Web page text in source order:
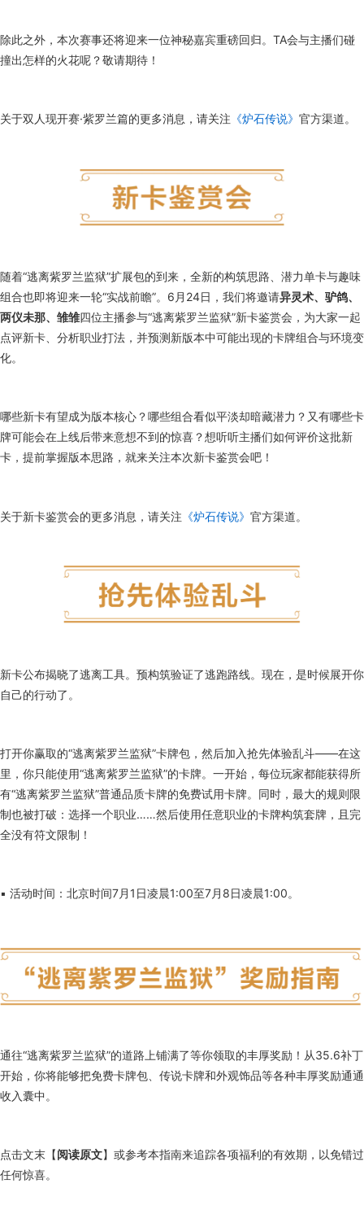
除此之外，本次赛事还将迎来一位神秘嘉宾重磅回归。TA会与主播们碰
撞出怎样的火花呢？敬请期待！
关于双人现开赛·紫罗兰篇的更多消息，请关注 《炉石传说》 官方渠道。
随着“逃离紫罗兰监狱”扩展包的到来，全新的构筑思路、潜力单卡与趣味
组合也即将迎来一轮“实战前瞻”。6月24日，我们将邀请异灵术、驴鸽、
两仪未那、雏雏四位主播参与“逃离紫罗兰监狱”新卡鉴赏会，为大家一起
点评新卡、分析职业打法，并预测新版本中可能出现的卡牌组合与环境变
化。
哪些新卡有望成为版本核心？哪些组合看似平淡却暗藏潜力？又有哪些卡
牌可能会在上线后带来意想不到的惊喜？想听听主播们如何评价这批新
卡，提前掌握版本思路，就来关注本次新卡鉴赏会吧！
关于新卡鉴赏会的更多消息，请关注 《炉石传说》 官方渠道。
新卡公布揭晓了逃离工具。预构筑验证了逃跑路线。现在，是时候展开你
自己的行动了。
打开你赢取的“逃离紫罗兰监狱”卡牌包，然后加入抢先体验乱斗——在这
里，你只能使用“逃离紫罗兰监狱”的卡牌。一开始，每位玩家都能获得所
有“逃离紫罗兰监狱”普通品质卡牌的免费试用卡牌。同时，最大的规则限
制也被打破：选择一个职业……然后使用任意职业的卡牌构筑套牌，且完
全没有符文限制！
▪ 活动时间：北京时间7月1日凌晨1:00至7月8日凌晨1:00。
通往“逃离紫罗兰监狱”的道路上铺满了等你领取的丰厚奖励！从35.6补丁
开始，你将能够把免费卡牌包、传说卡牌和外观饰品等各种丰厚奖励通通
收入囊中。
点击文末【阅读原文】或参考本指南来追踪各项福利的有效期，以免错过
任何惊喜。